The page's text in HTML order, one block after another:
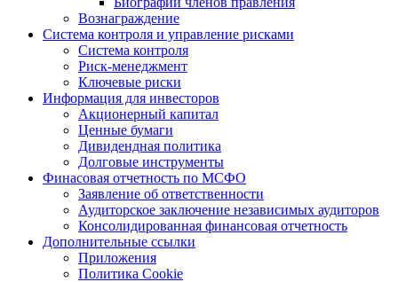
Вознаграждение
Система контроля и управление рисками
Система контроля
Риск-менеджмент
Ключевые риски
Информация для инвесторов
Акционерный капитал
Ценные бумаги
Дивидендная политика
Долговые инструменты
Финасовая отчетность по МСФО
Заявление об ответственности
Аудиторское заключение независимых аудиторов
Консолидированная финансовая отчетность
Дополнительные ссылки
Приложения
Политика Cookie